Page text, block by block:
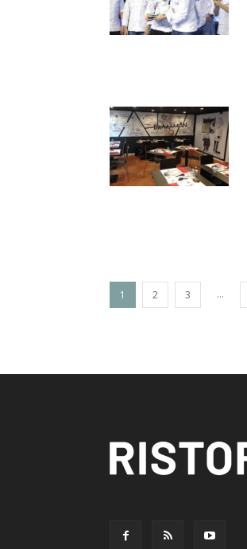
1 2 3 ...